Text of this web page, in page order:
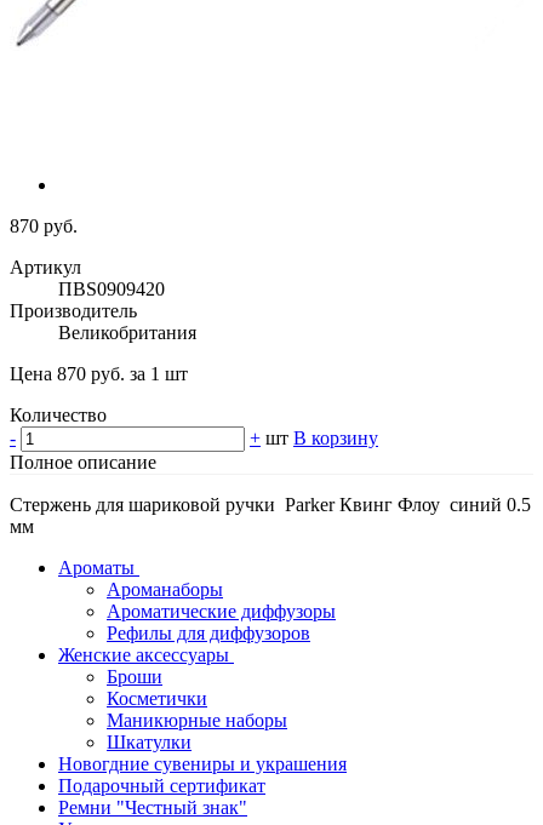
870 руб.
Артикул
ПВS0909420
Производитель
Великобритания
Цена 870 руб. за 1 шт
Количество
-
+ шт В корзину
Полное описание
Стержень для шариковой ручки Parker Квинг Флоу синий 0.5
мм
Ароматы
Ароманаборы
Ароматические диффузоры
Рефилы для диффузоров
Женские аксессуары
Броши
Косметички
Маникюрные наборы
Шкатулки
Новогдние сувениры и украшения
Подарочный сертификат
Ремни "Честный знак"